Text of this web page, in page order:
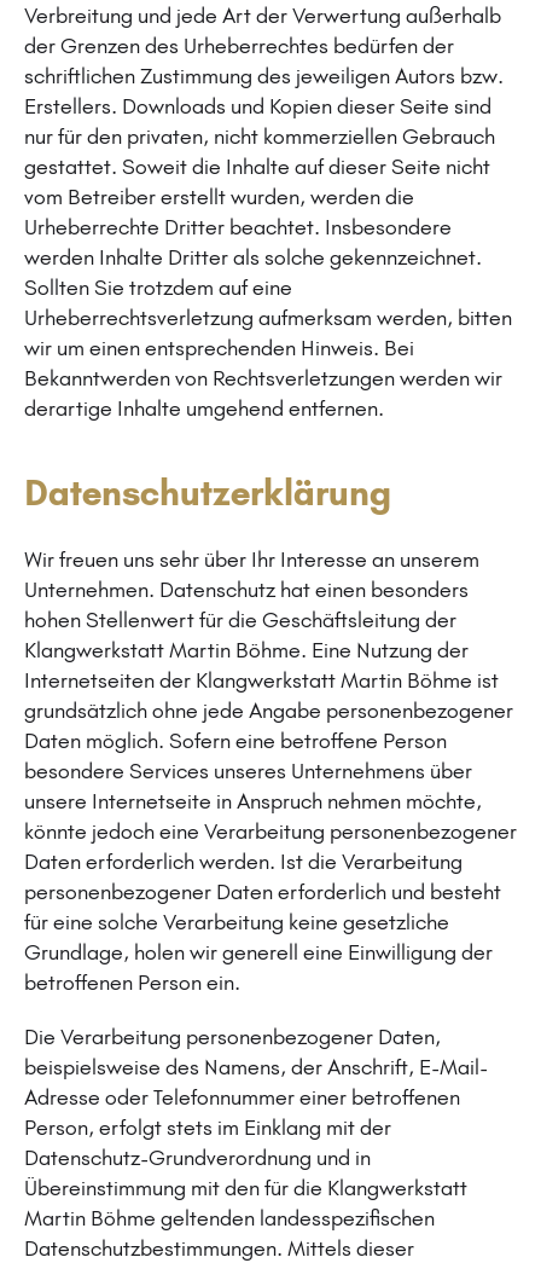
Verbreitung und jede Art der Verwertung außerhalb
der Grenzen des Urheberrechtes bedürfen der
schriftlichen Zustimmung des jeweiligen Autors bzw.
Erstellers. Downloads und Kopien dieser Seite sind
nur für den privaten, nicht kommerziellen Gebrauch
gestattet. Soweit die Inhalte auf dieser Seite nicht
vom Betreiber erstellt wurden, werden die
Urheberrechte Dritter beachtet. Insbesondere
werden Inhalte Dritter als solche gekennzeichnet.
Sollten Sie trotzdem auf eine
Urheberrechtsverletzung aufmerksam werden, bitten
wir um einen entsprechenden Hinweis. Bei
Bekanntwerden von Rechtsverletzungen werden wir
derartige Inhalte umgehend entfernen.
Datenschutzerklärung
Wir freuen uns sehr über Ihr Interesse an unserem
Unternehmen. Datenschutz hat einen besonders
hohen Stellenwert für die Geschäftsleitung der
Klangwerkstatt Martin Böhme. Eine Nutzung der
Internetseiten der Klangwerkstatt Martin Böhme ist
grundsätzlich ohne jede Angabe personenbezogener
Daten möglich. Sofern eine betroffene Person
besondere Services unseres Unternehmens über
unsere Internetseite in Anspruch nehmen möchte,
könnte jedoch eine Verarbeitung personenbezogener
Daten erforderlich werden. Ist die Verarbeitung
personenbezogener Daten erforderlich und besteht
für eine solche Verarbeitung keine gesetzliche
Grundlage, holen wir generell eine Einwilligung der
betroffenen Person ein.
Die Verarbeitung personenbezogener Daten,
beispielsweise des Namens, der Anschrift, E-Mail-
Adresse oder Telefonnummer einer betroffenen
Person, erfolgt stets im Einklang mit der
Datenschutz-Grundverordnung und in
Übereinstimmung mit den für die Klangwerkstatt
Martin Böhme geltenden landesspezifischen
Datenschutzbestimmungen. Mittels dieser